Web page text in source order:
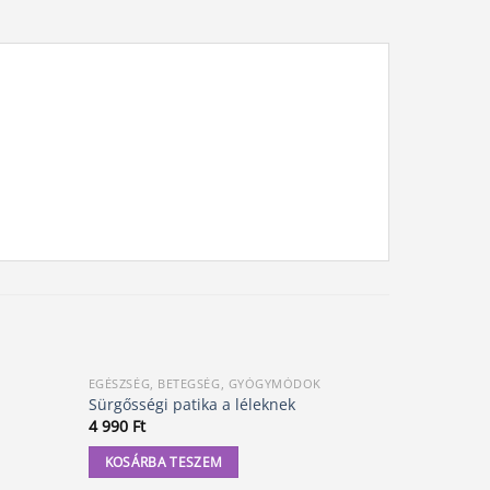
EGÉSZSÉG, BETEGSÉG, GYÓGYMÓDOK
Sürgősségi patika a léleknek
4 990 Ft
KOSÁRBA TESZEM